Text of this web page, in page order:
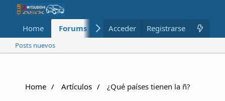
Home Forums Nuevo Miembros
Acceder Registrarse
Posts nuevos
Home Artículos ¿Qué países tienen la ñ?